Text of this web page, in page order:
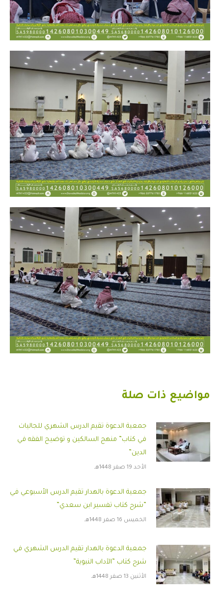
مواضيع ذات صلة
جمعية الدعوة تقيم الدرس الشهري للجاليات
في كتاب” منهج السالكين و توضيح الفقه في
الدين”
الأحد 19 صفر 1448هـ
جمعية الدعوة بالهدار تقيم الدرس الأسبوعي في
”شرح كتاب تفسير ابن سعدي”
الخميس 16 صفر 1448هـ
جمعية الدعوة بالهدار تقيم الدرس الشهري في
شرح كتاب ”الآداب النبوية”
الأثنين 13 صفر 1448هـ